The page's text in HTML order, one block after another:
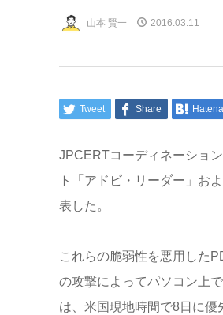
山本 賢一 2016.03.11
Tweet Share Hatena
JPCERTコーディネーショ
ト「アドビ・リーダー」お
表した。
これらの脆弱性を悪用した
の攻撃によってパソコン上
は、米国現地時間で8日に